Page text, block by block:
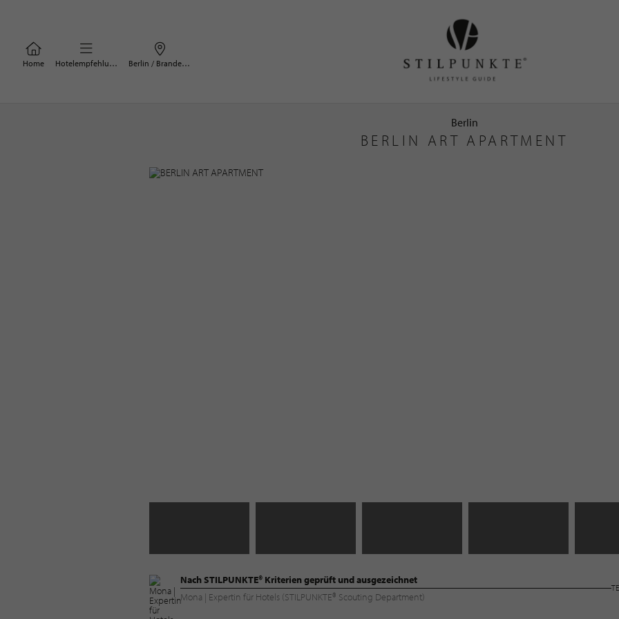
Home Hotelempfehlungen Berlin / Brandenburg
BERLIN ART APARTMENT
Berlin
Nach STILPUNKTE® Kriterien geprüft und ausgezeichnet
Mona | Expertin für Hotels (STILPUNKTE® Scouting Department)